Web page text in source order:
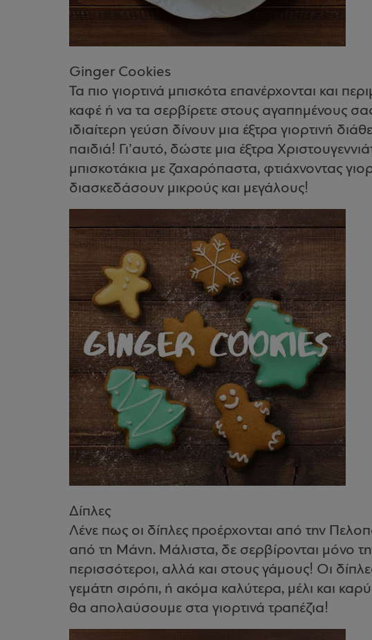
Ginger Cookies
Τα πιο γιορτινά μπισκότα επανέρχονται και
καφέ ή να τα σερβίρετε στους αγαπημένους
ιδιαίτερη γεύση δίνουν μια έξτρα γιορτινή
παιδιά! Γι’αυτό, δώστε μια έξτρα
μπισκοτάκια με ζαχαρόπαστα, φτιάχνοντας
διασκεδάσουν μικρούς και μεγάλους!
Δίπλες
Λένε πως οι δίπλες προέρχονται από την
από τη Μάνη. Μάλιστα, δε σερβίρονται μόνο
περισσότεροι, αλλά και στους γάμους! Οι
γεμάτη σιρόπι, ή ακόμα καλύτερα, μέλι και
θα απολαύσουμε στα γιορτινά τραπέζια!